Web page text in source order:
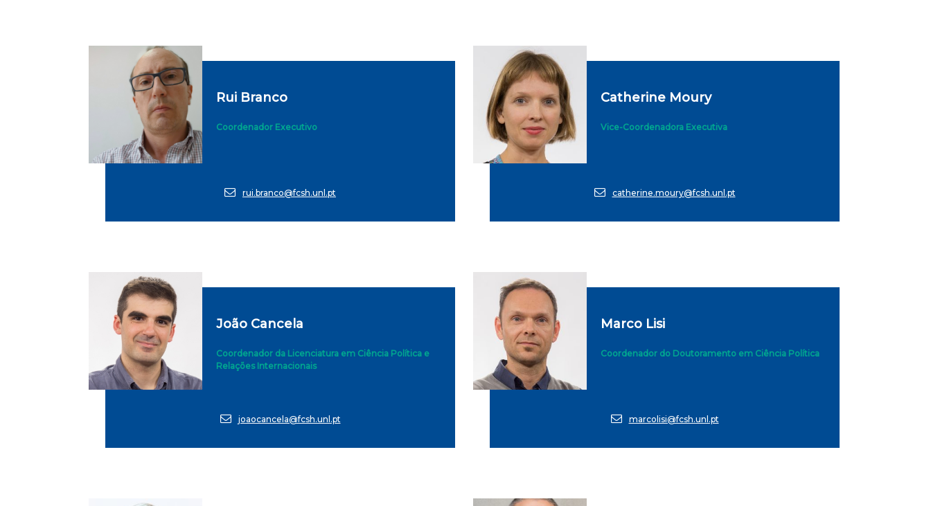
Rui Branco
Coordenador Executivo
rui.branco@fcsh.unl.pt
Catherine Moury
Vice-Coordenadora Executiva
catherine.moury@fcsh.unl.pt
João Cancela
Coordenador da Licenciatura em Ciência Política e
Relações Internacionais
joaocancela@fcsh.unl.pt
Marco Lisi
Coordenador do Doutoramento em Ciência Política
marcolisi@fcsh.unl.pt